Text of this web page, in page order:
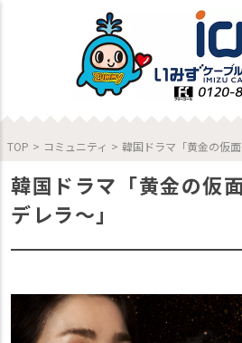
TOP > コミュニティ > 韓国ドラマ「黄金の仮
韓国ドラマ「黄金の仮
デレラ～」